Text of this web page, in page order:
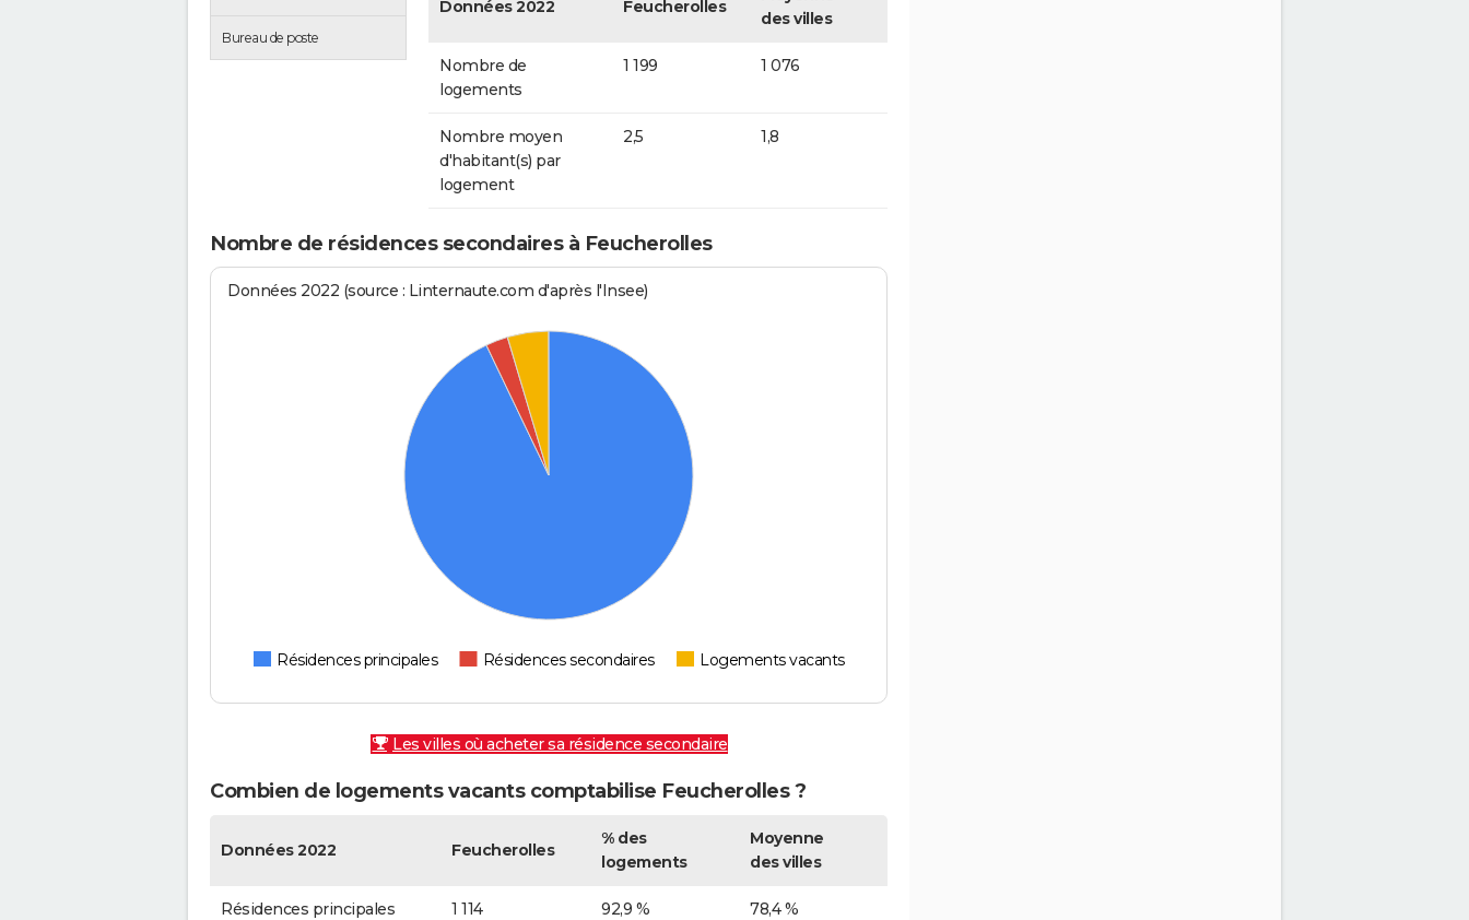
Bureau de poste
Données 2022 Feucherolles
des villes
Nombre de
logements
1 199 1 076
Nombre moyen
d'habitant(s) par
logement
2,5 1,8
Nombre de résidences secondaires à Feucherolles
Données 2022 (source : Linternaute.com d'après l'Insee)
Résidences principales Résidences secondaires Logements vacants
Les villes où acheter sa résidence secondaire
Combien de logements vacants comptabilise Feucherolles ?
Données 2022 Feucherolles
% des
logements
Moyenne
des villes
Résidences principales 1 114 92,9 % 78,4 %